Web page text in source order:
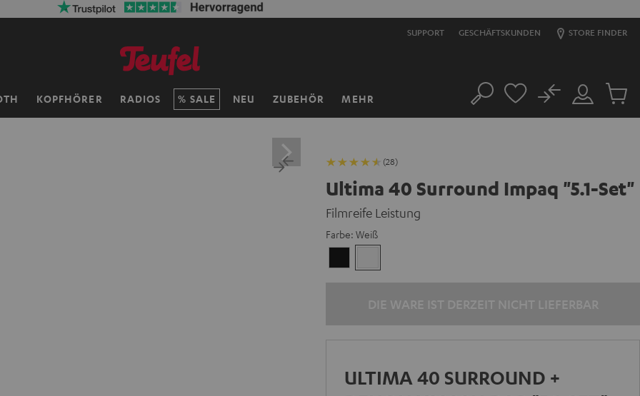
SUPPORT GESCHÄFTSKUNDEN STORE FINDER
KOPFHÖRER RADIOS SALE NEU ZUBEHÖR MEHR Suche
Mein
Konto
No
Artikel
(28)
Ultima 40 Surround Impaq "5.1-Set"
Filmreife Leistung
Farbe: Weiß
ULTIMA 40 SURROUND +